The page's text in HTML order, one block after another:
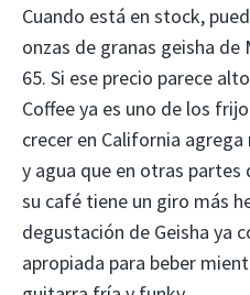
Cuando está en stock,
onzas de granas geisha de
65. Si ese precio parece
Coffee ya es uno de los
crecer en California
y agua que en otras partes
su café tiene un giro más
degustación de Geisha ya
apropiada para beber